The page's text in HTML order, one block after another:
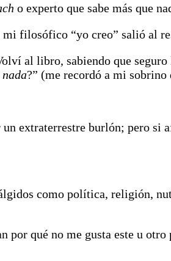
o experto que sabe más que
mi filosófico “yo creo” salió al
al libro, sabiendo que
nada?” (me recordó a mi sobrino
un extraterrestre burlón; pero si
como política, religión,
qué no me gusta este u otro